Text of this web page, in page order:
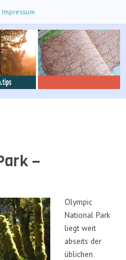
Impressum
–
Olympic
National Park
liegt weit
abseits der
üblichen